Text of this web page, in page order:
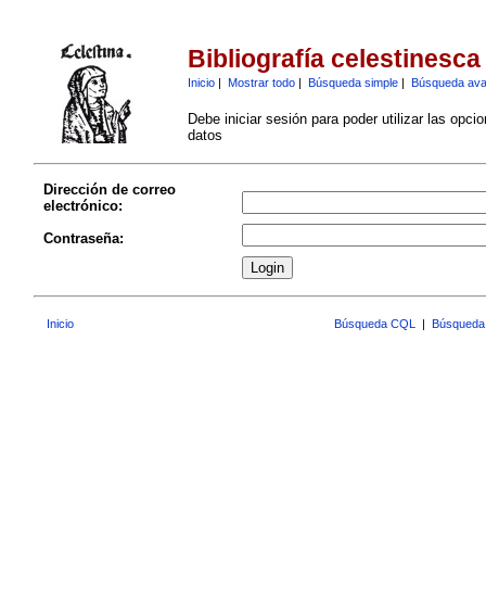
Bibliografía celestinesca
Inicio| Mostrar todo| Búsqueda simple| Búsqueda
Debe iniciar sesión para poder utilizar las
datos
Dirección de correo
electrónico:
Contraseña:
Inicio Búsqueda CQL |